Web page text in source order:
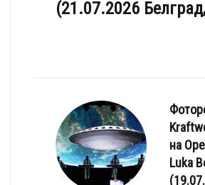
(21.07.2026
на
Luka